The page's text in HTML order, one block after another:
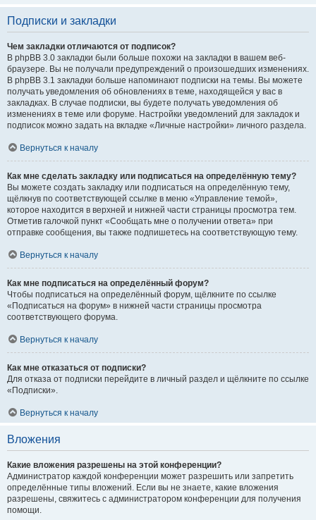
Подписки и закладки
Чем закладки отличаются от подписок?
В phpBB 3.0 закладки были больше похожи на закладки в вашем веб-
браузере. Вы не получали предупреждений о произошедших изменениях.
В phpBB 3.1 закладки больше напоминают подписки на темы. Вы можете
получать уведомления об обновлениях в теме, находящейся у вас в
закладках. В случае подписки, вы будете получать уведомления об
изменениях в теме или форуме. Настройки уведомлений для закладок и
подписок можно задать на вкладке «Личные настройки» личного раздела.
Вернуться к началу
Как мне сделать закладку или подписаться на определённую тему?
Вы можете создать закладку или подписаться на определённую тему,
щёлкнув по соответствующей ссылке в меню «Управление темой»,
которое находится в верхней и нижней части страницы просмотра тем.
Отметив галочкой пункт «Сообщать мне о получении ответа» при
отправке сообщения, вы также подпишетесь на соответствующую тему.
Вернуться к началу
Как мне подписаться на определённый форум?
Чтобы подписаться на определённый форум, щёлкните по ссылке
«Подписаться на форум» в нижней части страницы просмотра
соответствующего форума.
Вернуться к началу
Как мне отказаться от подписки?
Для отказа от подписки перейдите в личный раздел и щёлкните по ссылке
«Подписки».
Вернуться к началу
Вложения
Какие вложения разрешены на этой конференции?
Администратор каждой конференции может разрешить или запретить
определённые типы вложений. Если вы не знаете, какие вложения
разрешены, свяжитесь с администратором конференции для получения
помощи.